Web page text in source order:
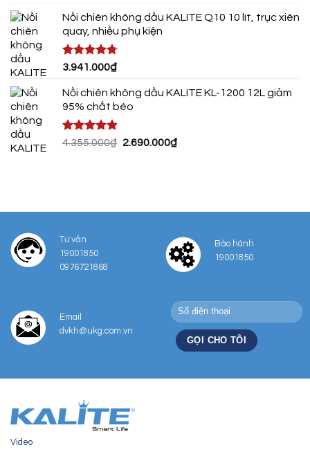
5 sao
Nồi chiên không dầu KALITE Q10 10 lít, trục xiên
quay, nhiều phụ kiện
Được xếp
5 sao
3.941.000₫
Nồi chiên không dầu KALITE KL-1200 12L giảm
95% chất béo
Được xếp
4.355.000₫ Giá
2.690.000₫Giá
Tư vấn
19001850
0976721868
Bảo hành
19001850
Email
dvkh@ukg.com.vn
Video